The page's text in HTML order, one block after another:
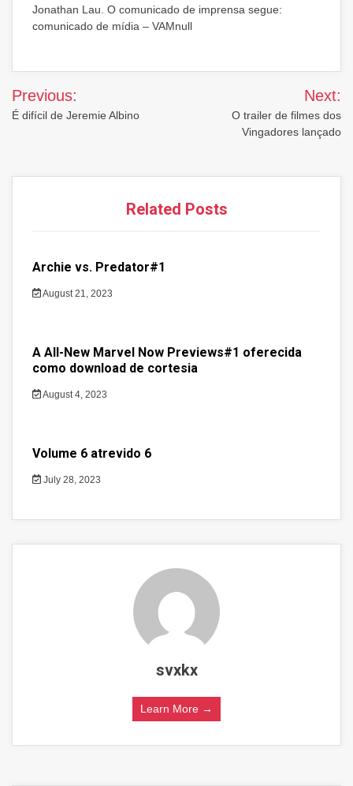
Jonathan Lau. O comunicado de imprensa segue:
comunicado de mídia – VAMnull
Post
navigation
Previous:
É difícil de Jeremie Albino
Next:
O trailer de filmes dos
Vingadores lançado
Related Posts
Archie vs. Predator#1
August 21, 2023
A All-New Marvel Now Previews#1 oferecida
como download de cortesia
August 4, 2023
Volume 6 atrevido 6
July 28, 2023
svxkx
Learn More →